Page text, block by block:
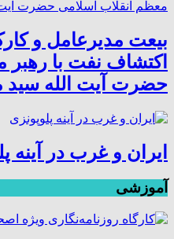
بیعت مدیرعامل و
اکتشاف نفت با رهبر
حضرت آیت الله سید
ایران و غرب در آینه
آموزشی